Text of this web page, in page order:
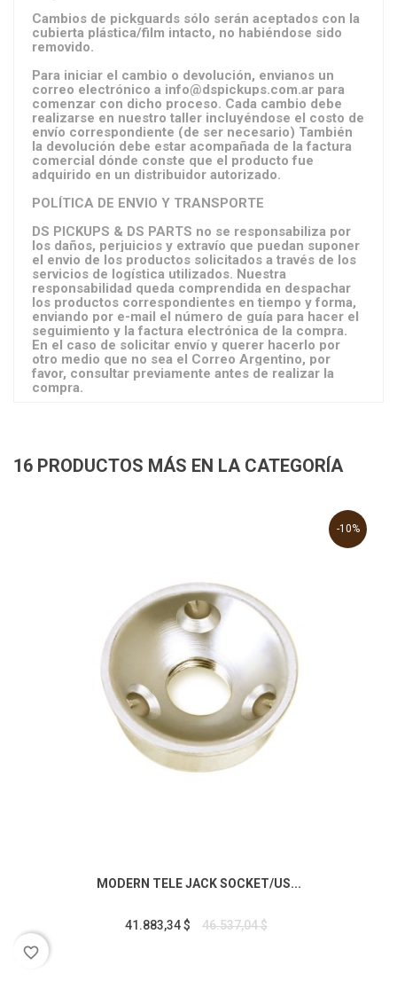
Cambios de pickguards sólo serán aceptados con la
cubierta plástica/film intacto, no habiéndose sido
removido.
Para iniciar el cambio o devolución, envianos un
correo electrónico a info@dspickups.com.ar para
comenzar con dicho proceso. Cada cambio debe
realizarse en nuestro taller incluyéndose el costo de
envío correspondiente (de ser necesario) También
la devolución debe estar acompañada de la factura
comercial dónde conste que el producto fue
adquirido en un distribuidor autorizado.
POLÍTICA DE ENVIO Y TRANSPORTE
DS PICKUPS & DS PARTS no se responsabiliza por
los daños, perjuicios y extravío que puedan suponer
el envio de los productos solicitados a través de los
servicios de logística utilizados. Nuestra
responsabilidad queda comprendida en despachar
los productos correspondientes en tiempo y forma,
enviando por e-mail el número de guía para hacer el
seguimiento y la factura electrónica de la compra.
En el caso de solicitar envío y querer hacerlo por
otro medio que no sea el Correo Argentino, por
favor, consultar previamente antes de realizar la
compra.
16 PRODUCTOS MÁS EN LA CATEGORÍA
MODERN TELE JACK SOCKET/US...
41.883,34 $ 46.537,04 $
-10%
favorite_border